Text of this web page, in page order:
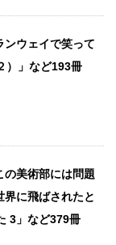
ウェイで笑って
）」など193冊
美術部には問題
に飛ばされたと
3」など379冊